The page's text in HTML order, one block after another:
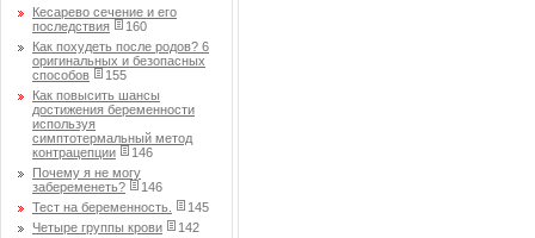
Кесарево сечение и его
последствия
160
Как похудеть после родов? 6
оригинальных и безопасных
способов
155
Как повысить шансы
достижения беременности
используя
симптотермальный метод
контрацепции
146
Почему я не могу
забеременеть?
146
Тест на беременность.
145
Четыре группы крови
142